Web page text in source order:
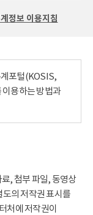
정보 이용지침
포털(KOSIS,
이용하는 방법과
, 첨부 파일, 동영상
의 저작권 표시를
처에 저작권이